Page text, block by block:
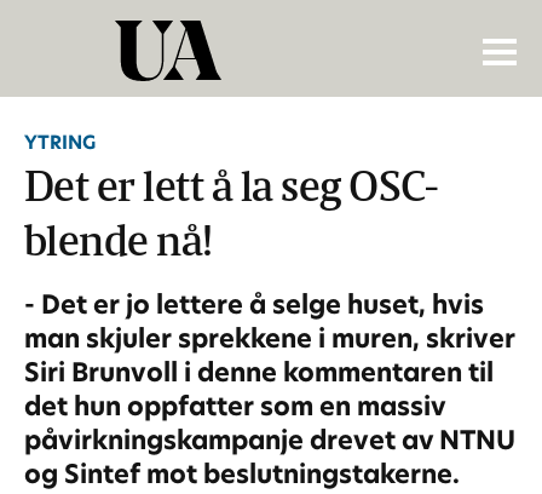
YTRING
Det er lett å la seg OSC-
blende nå!
- Det er jo lettere å selge huset, hvis
man skjuler sprekkene i muren, skriver
Siri Brunvoll i denne kommentaren til
det hun oppfatter som en massiv
påvirkningskampanje drevet av NTNU
og Sintef mot beslutningstakerne.